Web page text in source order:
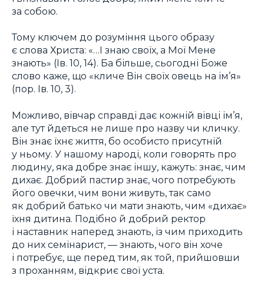
за собою.
Тому ключем до розуміння цього образу
є слова Христа: «…І знаю своїх, а Мої Мене
знають» (Ів. 10, 14). Ба більше, сьогодні Боже
слово каже, що «кличе Він своїх овець на ім’я»
(пор. Ів. 10, 3).
Можливо, вівчар справді дає кожній вівці ім’я,
але тут йдеться не лише про назву чи кличку.
Він знає їхнє життя, бо особисто присутній
у ньому. У нашому народі, коли говорять про
людину, яка добре знає іншу, кажуть: знає, чим
дихає. Добрий пастир знає, чого потребують
його овечки, чим вони живуть, так само
як добрий батько чи мати знають, чим «дихає»
їхня дитина. Подібно й добрий ректор
і наставник наперед знають, із чим приходить
до них семінарист, — знають, чого він хоче
і потребує, ще перед тим, як той, прийшовши
з проханням, відкриє свої уста.